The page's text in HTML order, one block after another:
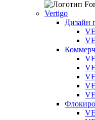
Vertigo
Дизайн